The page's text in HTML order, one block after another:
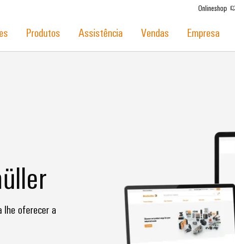
Onlineshop
Produtos Assistência Vendas Empresa
lhe oferecer a